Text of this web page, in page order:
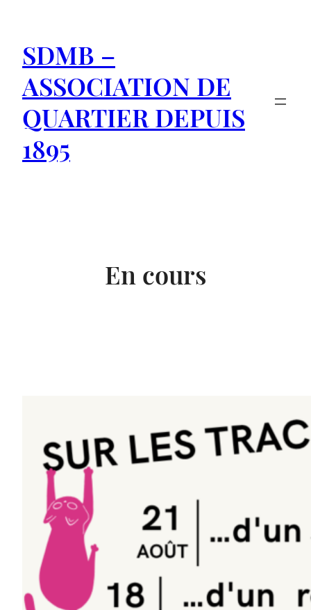
contenu
SDMB –
ASSOCIATION DE
QUARTIER DEPUIS
1895
En cours